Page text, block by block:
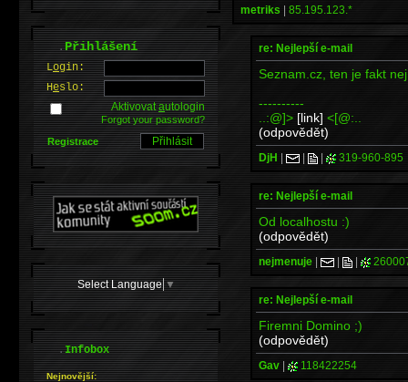
metriks | 85.195.123.*
re: Nejlepší e-mail
Seznam.cz, ten je fakt
----------
..:@]> [link] <[@:..
(odpovědět)
DjH | | | 319-960-895
re: Nejlepší e-mail
Od localhostu :)
(odpovědět)
nejmenuje | | |
re: Nejlepší e-mail
Firemni Domino ;)
(odpovědět)
Gav | 118422254
.Přihlášení
Login:
Heslo:
Aktivovatautologin
Forgot your password?
Registrace
Select Language ▼
.Infobox
Nejnovější: